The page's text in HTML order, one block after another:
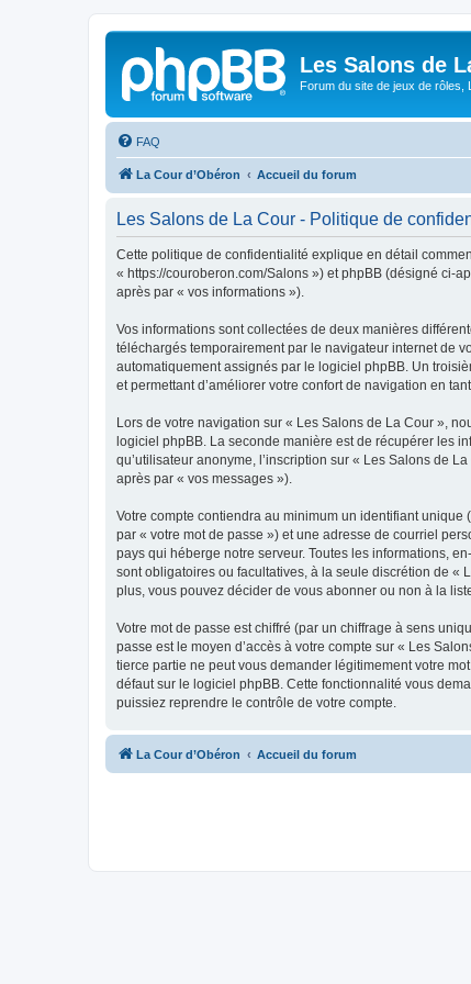
Les Salons de
Forum du site de jeux de rôles,
FAQ
La Cour d’Obéron Accueil du forum
Les Salons de La Cour - Politique de
Cette politique de confidentialité explique en détail
« https://couroberon.com/Salons ») et phpBB (désigné ci-
après par « vos informations »).
Vos informations sont collectées de deux manières
téléchargés temporairement par le navigateur internet de
automatiquement assignés par le logiciel phpBB. Un
et permettant d’améliorer votre confort de navigation en tant
Lors de votre navigation sur « Les Salons de La Cour »,
logiciel phpBB. La seconde manière est de récupérer les
qu’utilisateur anonyme, l’inscription sur « Les Salons de
après par « vos messages »).
Votre compte contiendra au minimum un identifiant
par « votre mot de passe ») et une adresse de courriel
pays qui héberge notre serveur. Toutes les informations,
sont obligatoires ou facultatives, à la seule discrétion de «
plus, vous pouvez décider de vous abonner ou non à la
Votre mot de passe est chiffré (par un chiffrage à sens
passe est le moyen d’accès à votre compte sur « Les
tierce partie ne peut vous demander légitimement votre
défaut sur le logiciel phpBB. Cette fonctionnalité vous
puissiez reprendre le contrôle de votre compte.
La Cour d’Obéron Accueil du forum